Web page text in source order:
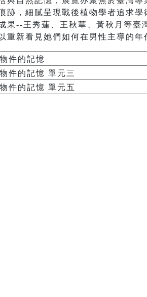
跡，細膩呈現戰後植物學者追求
果--王秀蓮、王秋華、黃秋月等臺
重新看見她們如何在男性主導的